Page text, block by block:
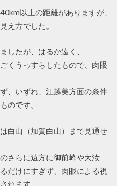
以上の距離がありますが、
え方でした。
したが、はるか遠く、
くうっすらしたもので、肉眼
、いずれ、江越美方面の条件
のです。
白山（加賀白山）まで見通せ
さらに遠方に御前峰や大汝
だけにすぎず、肉眼による視
れます。